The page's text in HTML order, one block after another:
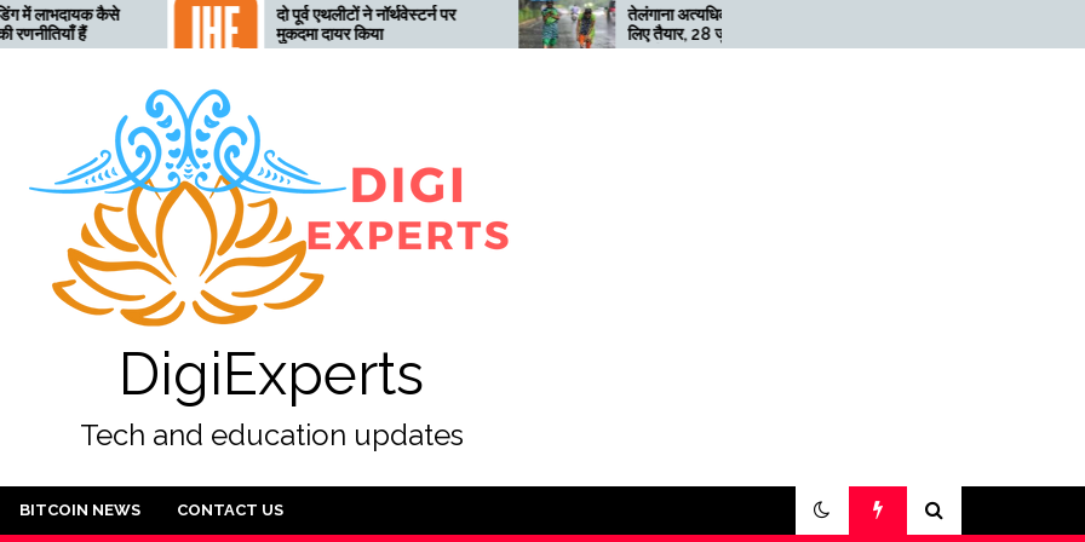
कैसे
दो पूर्व एथलीटों ने नॉर्थवेस्टर्न पर
मुकदमा दायर किया
तेलंगाना अत्यधिक भारी बारिश के
लिए तैयार, 28 जुलाई तक ‘रेड’
अलर्ट जारी
नहीं हुई तो खनन लाभदायक नहीं है
DigiExperts
Tech and education updates
BITCOIN NEWS CONTACT US